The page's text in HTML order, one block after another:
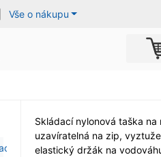
Vše o nákupu
Skládací nylonová taška na
uzavíratelná na zip,
elastický držák na